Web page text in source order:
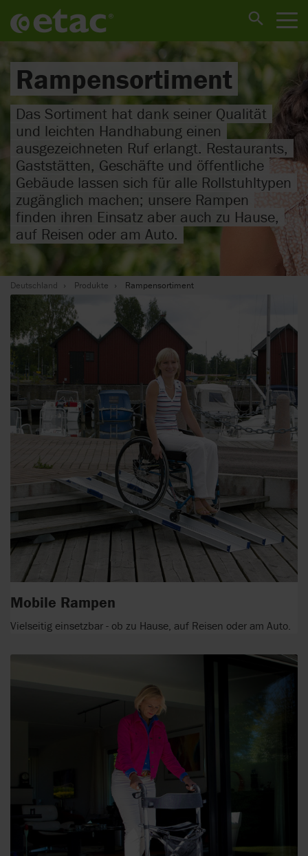
Rampensortiment
Das Sortiment hat dank seiner Qualität
und leichten Handhabung einen
ausgezeichneten Ruf erlangt. Restaurants,
Gaststätten, Geschäfte und öffentliche
Gebäude lassen sich für alle Rollstuhltypen
zugänglich machen; unsere Rampen
finden ihren Einsatz aber auch zu Hause,
auf Reisen oder am Auto.
Deutschland Produkte Rampensortiment
Mobile Rampen
Vielseitig einsetzbar - ob zu Hause, auf Reisen oder am Auto.